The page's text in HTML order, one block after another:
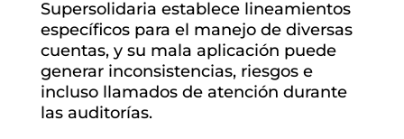
Supersolidaria establece lineamientos
específicos para el manejo de diversas
cuentas, y su mala aplicación puede
generar inconsistencias, riesgos e
incluso llamados de atención durante
las auditorías.